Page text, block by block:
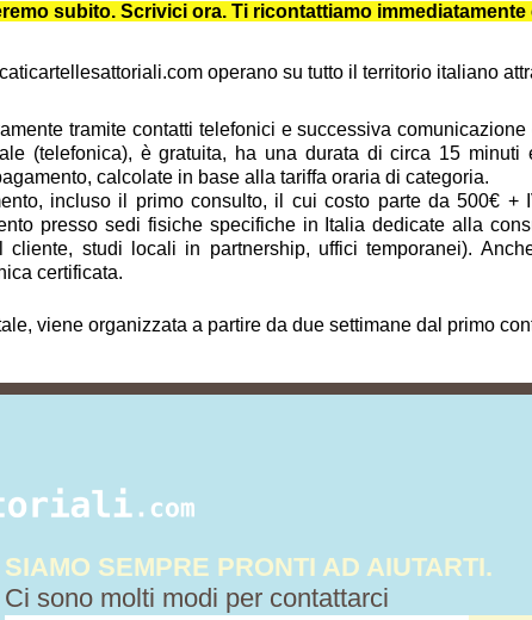
subito. Scrivici ora. Ti ricontattiamo
operano su tutto il territorio italiano
tramite contatti telefonici e successiva
(telefonica), è gratuita, ha una durata di circa 15
calcolate in base alla tariffa oraria di categoria.
incluso il primo consulto, il cui costo parte da 500€ +
presso sedi fisiche specifiche in Italia dedicate alla
studi locali in partnership, uffici temporanei).
certificata.
viene organizzata a partire da due settimane dal primo
SIAMO SEMPRE PRONTI AD AIUTARTI.
Ci sono molti modi per contattarci